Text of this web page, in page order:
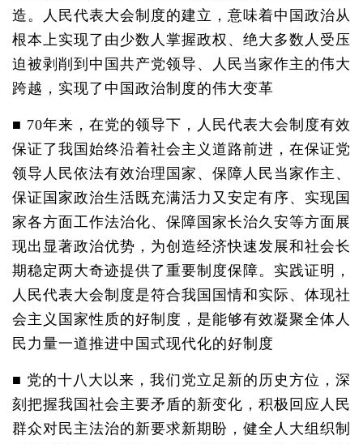
造。人民代表大会制度的建立，意味着中国政治从
根本上实现了由少数人掌握政权、绝大多数人受压
迫被剥削到中国共产党领导、人民当家作主的伟大
跨越，实现了中国政治制度的伟大变革
■ 70年来，在党的领导下，人民代表大会制度有效
保证了我国始终沿着社会主义道路前进，在保证党
领导人民依法有效治理国家、保障人民当家作主、
保证国家政治生活既充满活力又安定有序、实现国
家各方面工作法治化、保障国家长治久安等方面展
现出显著政治优势，为创造经济快速发展和社会长
期稳定两大奇迹提供了重要制度保障。实践证明，
人民代表大会制度是符合我国国情和实际、体现社
会主义国家性质的好制度，是能够有效凝聚全体人
民力量一道推进中国式现代化的好制度
■ 党的十八大以来，我们党立足新的历史方位，深
刻把握我国社会主要矛盾的新变化，积极回应人民
群众对民主法治的新要求新期盼，健全人大组织制